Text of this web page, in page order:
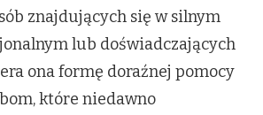
znajdujących się w silnym
lub doświadczających
ona formę doraźnej pomocy
które niedawno